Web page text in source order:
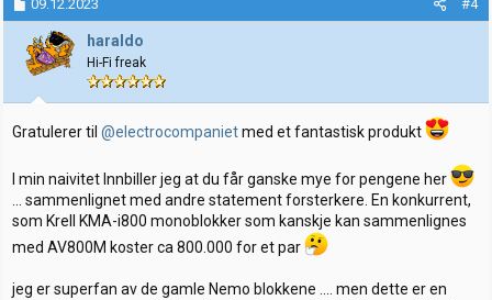
s
j
o
n
r
09.12.2023 #4
haraldo
Hi-Fi freak
Gratulerer til @electrocompanietmed et fantastisk produkt
I min naivitet Innbiller jeg at du får ganske mye for pengene her
... sammenlignet med andre statement forsterkere. En konkurrent,
som Krell KMA-i800 monoblokker som kanskje kan sammenlignes
med AV800M koster ca 800.000 for et par
jeg er superfan av de gamle Nemo blokkene .... men dette er en